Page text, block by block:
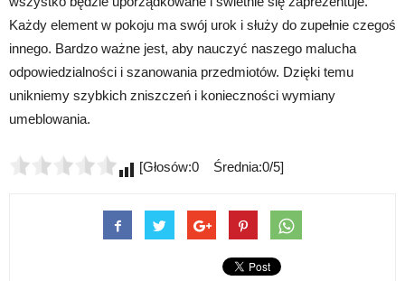
Każdy element w pokoju ma swój urok i służy do zupełnie czegoś
innego. Bardzo ważne jest, aby nauczyć naszego malucha
odpowiedzialności i szanowania przedmiotów. Dzięki temu
unikniemy szybkich zniszczeń i konieczności wymiany
umeblowania.
[Głosów:0 Średnia:0/5]